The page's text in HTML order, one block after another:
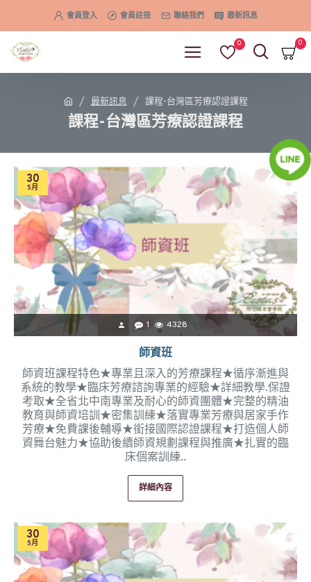
會員登入 會員註冊 聯絡我們 最新訊息
0 0
最新訊息 課程-台灣區芳療認證課程
課程-台灣區芳療認證課程
30
5月
1 4328
師資班
師資班課程特色★專業且深入的芳療課程★循序漸進與
系統的教學★臨床芳療諮詢專業的經驗★詳細教學.保證
考取★全省北中南專業及耐心的師資團體★完整的精油
教育與師資培訓★密集訓練★落實專業芳療與居家手作
芳療★免費課後輔導★銜接國際認證課程★打造個人師
資舞台魅力★協助後續師資規劃課程與推廣★扎實的臨
床個案訓練..
詳細內容
30
5月